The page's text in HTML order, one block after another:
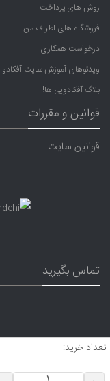
تعداد خرید:
روش های پرداخت
فروشگاه های اطراف من
درخواست همکاری
ویدئوهای آموزش سایت آفکادو
بلاگ آفکادویی ها!
قوانین و مقررات
قوانین سایت
تماس بگیرید